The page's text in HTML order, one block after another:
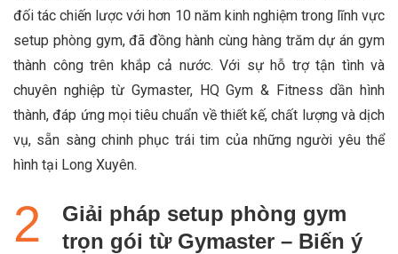
đối tác chiến lược với hơn 10 năm kinh nghiệm trong lĩnh vực
setup phòng gym, đã đồng hành cùng hàng trăm dự án gym
thành công trên khắp cả nước. Với sự hỗ trợ tận tình và
chuyên nghiệp từ Gymaster, HQ Gym & Fitness dần hình
thành, đáp ứng mọi tiêu chuẩn về thiết kế, chất lượng và dịch
vụ, sẵn sàng chinh phục trái tim của những người yêu thể
hình tại Long Xuyên.
Giải pháp setup phòng gym
trọn gói từ Gymaster – Biến ý